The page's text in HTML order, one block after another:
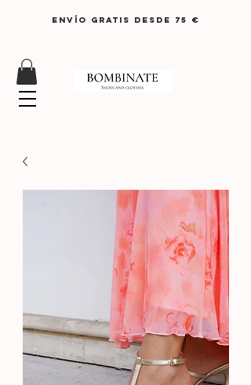
ENVÍO GRATIS DESDE 75 €